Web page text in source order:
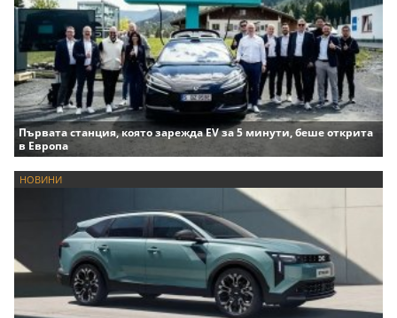
Първата станция, която зарежда EV за 5 минути, беше открита
в Европа
НОВИНИ